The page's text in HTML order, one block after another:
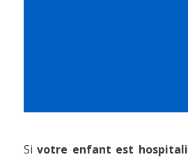
Sivotre enfant est